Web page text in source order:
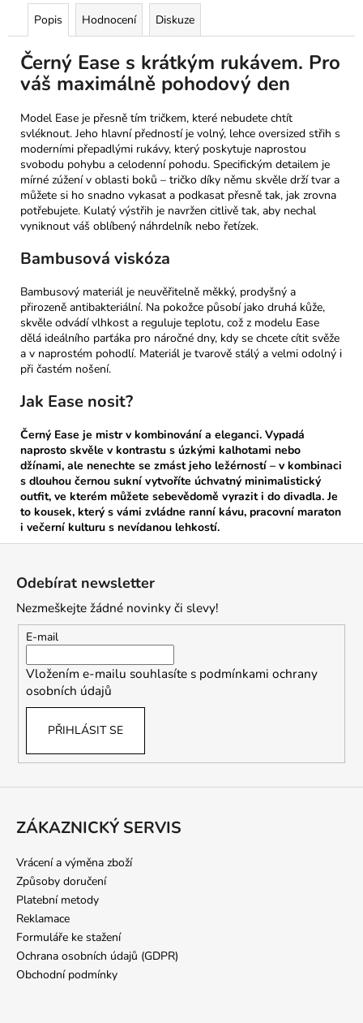
Popis Hodnocení Diskuze
Černý Ease s krátkým rukávem. Pro
váš maximálně pohodový den
Model Ease je přesně tím tričkem, které nebudete chtít
svléknout. Jeho hlavní předností je volný, lehce oversized střih s
moderními přepadlými rukávy, který poskytuje naprostou
svobodu pohybu a celodenní pohodu. Specifickým detailem je
mírné zúžení v oblasti boků – tričko díky němu skvěle drží tvar a
můžete si ho snadno vykasat a podkasat přesně tak, jak zrovna
potřebujete. Kulatý výstřih je navržen citlivě tak, aby nechal
vyniknout váš oblíbený náhrdelník nebo řetízek.
Bambusová viskóza
Bambusový materiál je neuvěřitelně měkký, prodyšný a
přirozeně antibakteriální. Na pokožce působí jako druhá kůže,
skvěle odvádí vlhkost a reguluje teplotu, což z modelu Ease
dělá ideálního parťáka pro náročné dny, kdy se chcete cítit svěže
a v naprostém pohodlí. Materiál je tvarově stálý a velmi odolný i
při častém nošení.
Jak Ease nosit?
Černý Ease je mistr v kombinování a eleganci. Vypadá
naprosto skvěle v kontrastu s úzkými kalhotami nebo
džínami, ale nenechte se zmást jeho ležérností – v kombinaci
s dlouhou černou sukní vytvoříte úchvatný minimalistický
outfit, ve kterém můžete sebevědomě vyrazit i do divadla. Je
to kousek, který s vámi zvládne ranní kávu, pracovní maraton
i večerní kulturu s nevídanou lehkostí.
Odebírat newsletter
Nezmeškejte žádné novinky či slevy!
E-mail
Vložením e-mailu souhlasíte s podmínkami ochrany
osobních údajů
PŘIHLÁSIT SE
ZÁKAZNICKÝ SERVIS
Vrácení a výměna zboží
Způsoby doručení
Platební metody
Reklamace
Formuláře ke stažení
Ochrana osobních údajů (GDPR)
Obchodní podmínky